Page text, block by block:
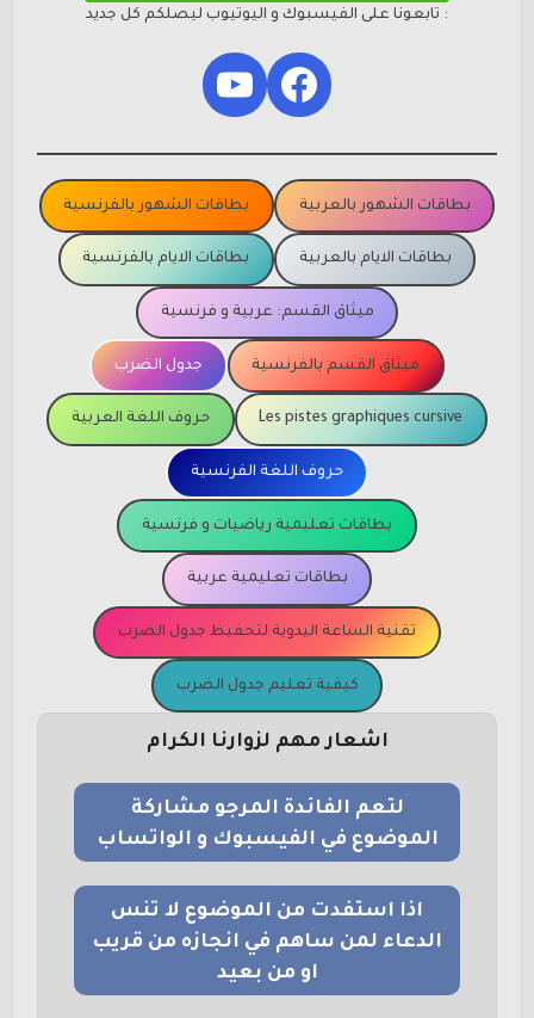
: تابعونا على الفيسبوك و اليوتيوب ليصلكم كل جديد
Facebook
YouTube
بطاقات الشهور بالعربية بطاقات الشهور بالفرنسية
بطاقات الايام بالعربية بطاقات الايام بالفرنسية
ميثاق القسم: عربية و فرنسية
ميثاق القسم بالفرنسية جدول الضرب
Les pistes graphiques cursive حروف اللغة العربية
حروف اللغة الفرنسية
بطاقات تعليمية رياضيات و فرنسية
بطاقات تعليمية عربية
تقنية الساعة اليدوية لتحفيظ جدول الضرب
كيفية تعليم جدول الضرب
اشعار مهم لزوارنا الكرام
لتعم الفائدة المرجو مشاركة
الموضوع في الفيسبوك و الواتساب
اذا استفدت من الموضوع لا تنس
الدعاء لمن ساهم في انجازه من قريب
او من بعيد